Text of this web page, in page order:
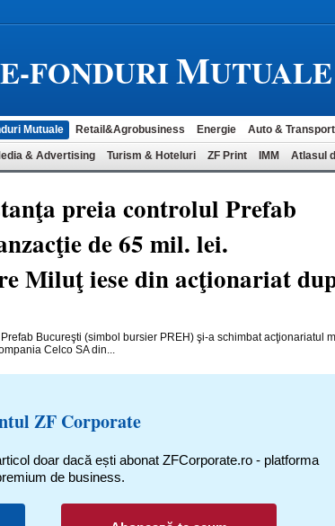
FONDURIMUTUALE
Mutuale Retail&Agrobusiness Energie Auto &
& Advertising Turism & Hoteluri ZF Print IMM Atlasul
preia controlul Prefab
de 65 mil. lei.
Miluţ iese din acţionariat
Bucureşti (simbol bursier PREH) şi-a schimbat acţionariatul
Celco SA din...
ZF Corporate
doar dacă ești abonat ZFCorporate.ro - platforma
de business.